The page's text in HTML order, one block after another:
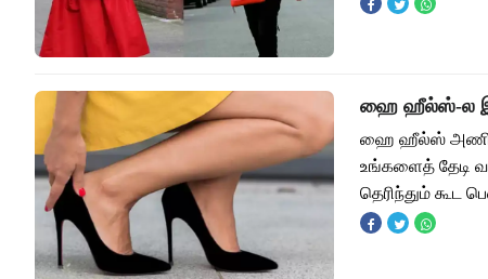
ஹை ஹீல்ஸ்-ல
ஹை ஹீல்ஸ்
உங்களைத் தேடி
தெரிந்தும்